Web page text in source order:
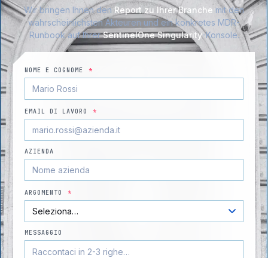
Wir bringen Ihnen den Report zu Ihrer Branche mit den
wahrscheinlichsten Akteuren und ein konkretes MDR-
Runbook auf IhrerSentinelOne Singularity-Konsole.
NOME E COGNOME *
EMAIL DI LAVORO *
AZIENDA
ARGOMENTO *
MESSAGGIO